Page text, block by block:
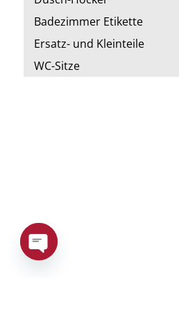
Badezimmer Etikette
Ersatz- und Kleinteile
WC-Sitze